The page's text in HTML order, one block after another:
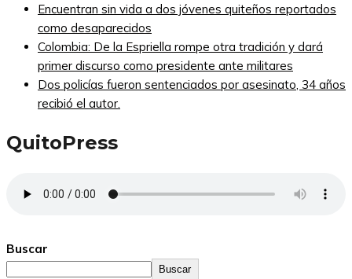
Encuentran sin vida a dos jóvenes quiteños reportados
como desaparecidos
Colombia: De la Espriella rompe otra tradición y dará
primer discurso como presidente ante militares
Dos policías fueron sentenciados por asesinato, 34 años
recibió el autor.
QuitoPress
Buscar
Buscar